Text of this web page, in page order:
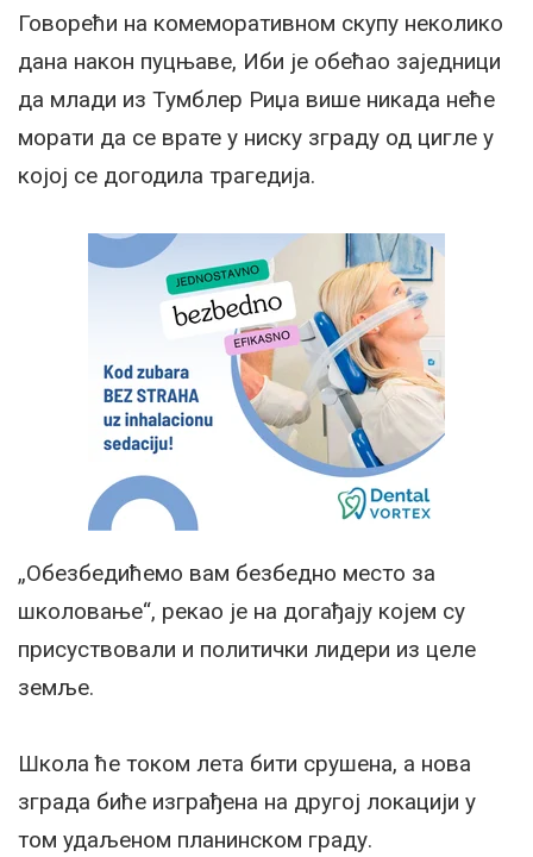
Говорећи на комеморативном скупу неколико
дана након пуцњаве, Иби је обећао заједници
да млади из Тумблер Риџа више никада неће
морати да се врате у ниску зграду од цигле у
којој се догодила трагедија.
„Обезбедићемо вам безбедно место за
школовање“, рекао је на догађају којем су
присуствовали и политички лидери из целе
земље.
Школа ће током лета бити срушена, а нова
зграда биће изграђена на другој локацији у
том удаљеном планинском граду.